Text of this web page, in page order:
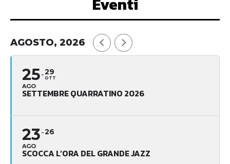
AGOSTO, 2026
25
AGO
29
OTT
SETTEMBRE QUARRATINO 2026
23
AGO
26
SCOCCA L’ORA DEL GRANDE JAZZ